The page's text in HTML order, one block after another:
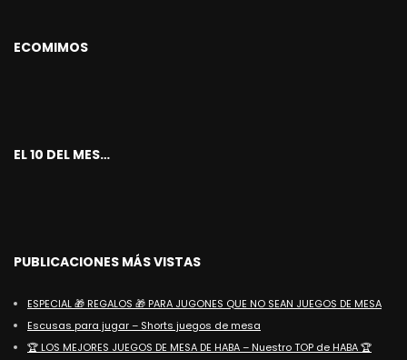
ECOMIMOS
EL 10 DEL MES…
PUBLICACIONES MÁS VISTAS
ESPECIAL 🎁 REGALOS 🎁 PARA JUGONES QUE NO SEAN JUEGOS DE MESA
Escusas para jugar – Shorts juegos de mesa
🏆 LOS MEJORES JUEGOS DE MESA DE HABA – Nuestro TOP de HABA 🏆